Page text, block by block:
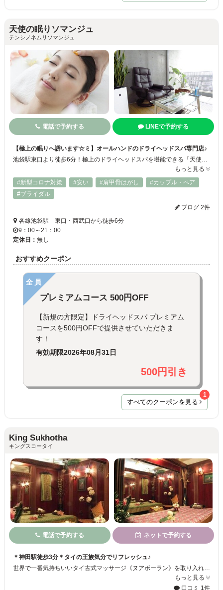
天使の眠りソマンジュ
テンシノネムリソマンジュ
電話で予約する LINEで予約する
【極上の眠りへ誘います☆ミ】オールハンドのドライヘッドスパ専門店♪
池袋駅東口より徒歩6分！極上のドライヘッドスパを堪能できる「天使の眠りソマンジュ」ドライヘッドスパは、その名の通り水を使わないヘッドマッサージのことです！疲労感や不眠に悩まされている方に特にオススメ☆エステ歴17年以上のエステティシャンが編み出した独自のヘッドマッサージは、眠れる程心地よいと大好評です☆オールハンドによるヘッドスパを是非ご堪能ください！
もっと見る
#新型コロナ対策
#安い #肩甲骨はがし
#カップル・ペア
#ブライダル
ブログ 2件
各線池袋駅 東口・西武口から徒歩6分
9：00～21：00
定休日： 無し
おすすめクーポン
全員
プレミアムコース 500円OFF
【新規の方限定】ドライヘッドスパ プレミアム
コースを500円OFFで提供させていただきま
す！
有効期限2026年08月31日
500円引き
すべてのクーポンを見る
1
King Sukhotha
キングスコータイ
電話で予約する ネットで予約する
＊神田駅徒歩3分＊タイの王族気分でリフレッシュ♪
もっと見る
口コミ 1件